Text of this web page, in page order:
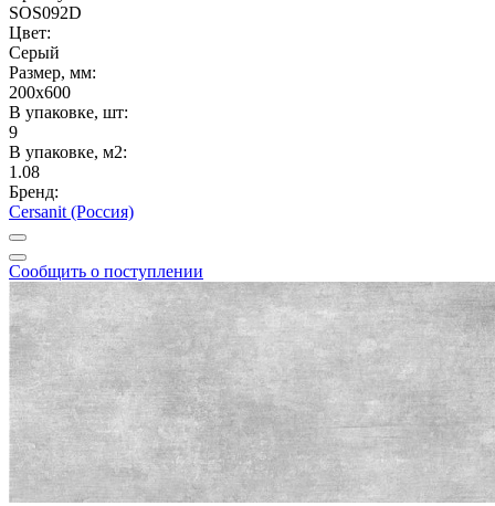
SOS092D
Цвет:
Серый
Размер, мм:
200x600
В упаковке, шт:
9
В упаковке, м2:
1.08
Бренд:
Cersanit (Россия)
Сообщить о поступлении